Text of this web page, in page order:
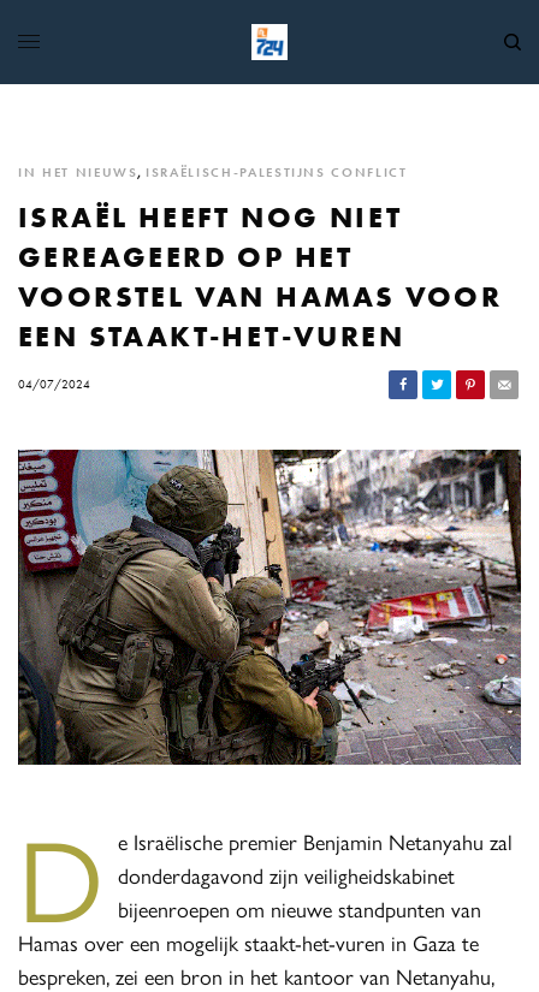
IN HET NIEUWS, ISRAËLISCH-PALESTIJNS CONFLICT
ISRAËL HEEFT NOG NIET
GEREAGEERD OP HET
VOORSTEL VAN HAMAS VOOR
EEN STAAKT-HET-VUREN
04/07/2024
D
e Israëlische premier Benjamin Netanyahu zal
donderdagavond zijn veiligheidskabinet
bijeenroepen om nieuwe standpunten van
Hamas over een mogelijk staakt-het-vuren in Gaza te
bespreken, zei een bron in het kantoor van Netanyahu,